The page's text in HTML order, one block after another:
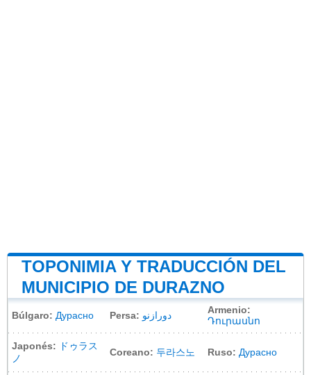
TOPONIMIA Y TRADUCCIÓN DEL
MUNICIPIO DE DURAZNO
Búlgaro: Дурасно Persa: دورازنو
Armenio:
Դուրասնո
Japonés:
ドゥラス
ノ
Coreano: 두라스노 Ruso: Дурасно